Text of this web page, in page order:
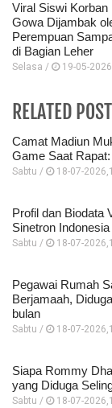
Viral Siswi Korban
Gowa Dijambak
Perempuan
di Bagian Leher
Selasa / 19-05-
RELATED POST
Camat Madiun
Game Saat
Sabtu / 18-07-
Profil dan Biodata
Sinetron
Sabtu / 18-07-
Pegawai Rumah
Berjamaah,
bulan
Sabtu / 18-07-
Siapa Rommy
yang Diduga
Sabtu / 18-07-